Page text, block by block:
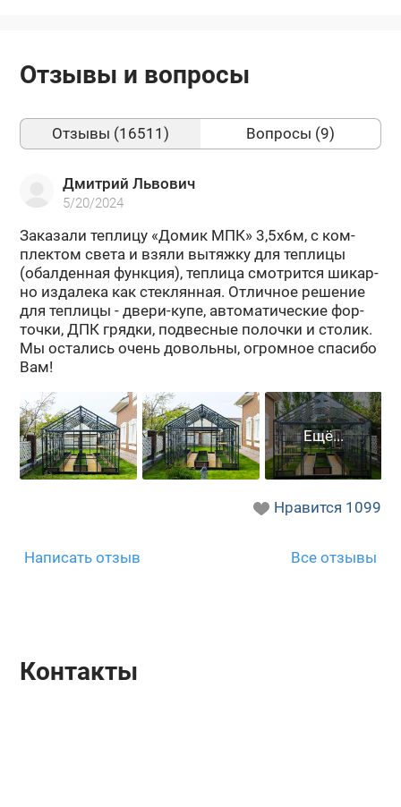
Отзывы и вопросы
Отзывы (16511) Вопросы (9)
Дмитрий Львович
5/20/2024
За­ка­за­ли теп­ли­цу «Домик МПК» 3,5х6м, с ком­
плек­том света и взяли вы­тяж­ку для теп­ли­цы
(обал­ден­ная функ­ция), теп­ли­ца смот­рит­ся ши­кар­
но из­да­ле­ка как стек­лян­ная. От­лич­ное ре­ше­ние
для теп­ли­цы - двери-​купе, ав­то­ма­ти­че­ские фор­
точ­ки, ДПК гряд­ки, под­вес­ные по­лоч­ки и сто­лик.
Мы оста­лись очень до­воль­ны, огром­ное спа­си­бо
Вам!
Нравится 1099
Написать отзыв Все отзывы
Контакты